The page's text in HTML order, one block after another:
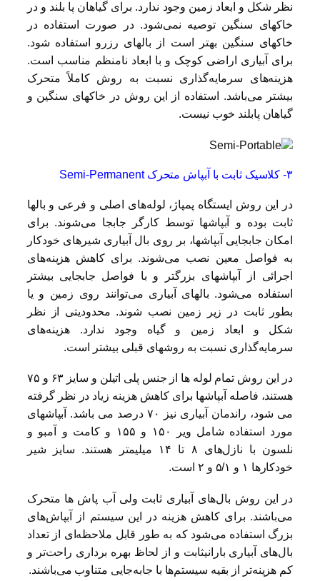
نظر شکل و ابعاد زمین وجود ندارد. برای گیاهان پا بلند و در
خاکهای سنگین توصیه نمی‌شود. در صورت استفاده در
خاکهای سنگین بهتر است از بالهای رزرو استفاده شود.
برای آبیاری اراضی کوچک و با ابعاد نامنظم مناسب است.
هزینه‌های سرمایه‌گذاری نسبت به روش کاملاً متحرک
بیشتر می‌باشد. استفاده از این روش در خاکهای سنگین و
گیاهان پابلند خوب نیست.
۳- کلاسیک ثابت با آبپاش متحرک Semi-Permanent
در این روش ایستگاه پمپاژ، لوله‌های اصلی و فرعی و بالها
ثابت بوده و آبپاشها توسط کارگر جابجا می‌شوند. برای
امکان جابجایی آبپاشها، بر روی بال آبیاری شیرهای خودکار
به فواصل معین نصب می‌شوند. برای کاهش هزینه‌های
اجرائی از آبپاشهای بزرگتر و با فواصل جابجایی بیشتر
استفاده می‌شود. بالهای آبیاری می‌توانند روی زمین و یا
بطور ثابت در زیر زمین نصب شوند. محدودیتی از نظر
شکل و ابعاد زمین و گیاه وجود ندارد. هزینه‌های
سرمایه‌گذاری نسبت به روشهای قبلی بیشتر است.
در این روش تمام لوله ها از جنس پلی اتیلن و سایز ۶۳ و ۷۵
هستند، فاصله آبپاشها برای کاهش هزینه زیاد در نظر گرفته
می شود، راندمان آبیاری نیز ۷۰ درصد می باشد. آبپاشهای
مورد استفاده شامل ویر ۱۵۰ و ۱۵۵ و کامت و آمبو و
نلسون با نازل‌های ۸ تا ۱۴ میلیمتر هستند. سایز شیر
خودکارها ۱ و ۵/۱ و ۲ است.
در این روش بال‌های آبیاری ثابت ولی آب پاش ها متحرک
می‌باشند. برای کاهش هزینه در این سیستم از آبپاش‌های
بزرگ استفاده می‌شود که به طور قابل ملاحظه‌ای از تعداد
بال‌های آبیاری بارانیثابت و از لحاظ بهره برداری راحت‌تر و
کم هزینه‌تر از بقیه سیستم‌ها با جابه‌جایی متناوب می‌باشند.